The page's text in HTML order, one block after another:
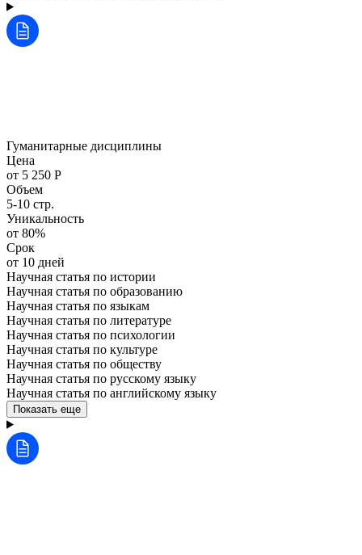
Гуманитарные дисциплины
Цена
от 5 250 Р
Объем
5-10 стр.
Уникальность
от 80%
Срок
от 10 дней
Научная статья по истории
Научная статья по образованию
Научная статья по языкам
Научная статья по литературе
Научная статья по психологии
Научная статья по культуре
Научная статья по обществу
Научная статья по русскому языку
Научная статья по английскому языку
Показать еще